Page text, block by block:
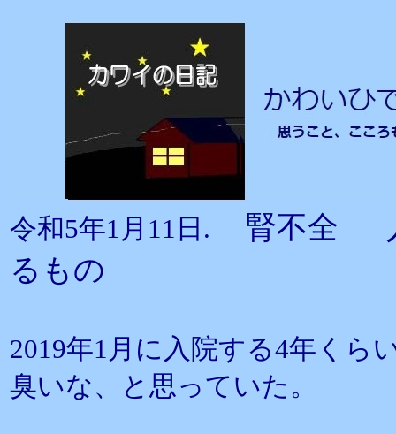
令和5年1月11日.
腎不全
るもの
2019年1月に入院する4年くら
臭いな、と思っていた。